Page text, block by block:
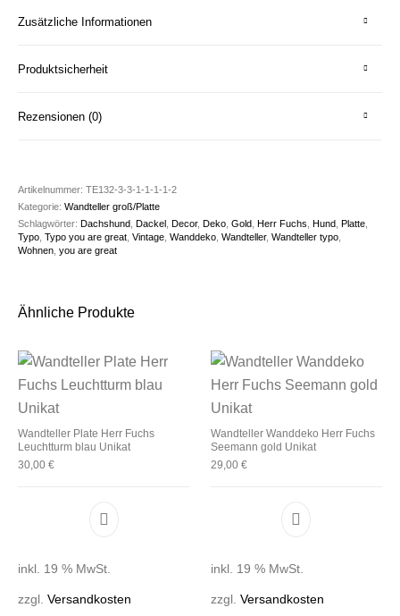
Zusätzliche Informationen
Produktsicherheit
Rezensionen (0)
Artikelnummer:TE132-3-3-1-1-1-1-2
Kategorie:Wandteller groß/Platte
Schlagwörter:Dachshund ,Dackel ,Decor,Deko ,Gold ,Herr Fuchs ,Hund ,Platte
Typo ,Typo you are great ,Vintage ,Wanddeko ,Wandteller,Wandteller typo
Wohnen ,you are great
Ähnliche Produkte
Wandteller Plate Herr Fuchs
Leuchtturm blau Unikat
30,00€
inkl. 19 % MwSt.
zzgl.Versandkosten
Wandteller Wanddeko Herr Fuchs
Seemann gold Unikat
29,00 €
inkl. 19 % MwSt.
zzgl. Versandkosten